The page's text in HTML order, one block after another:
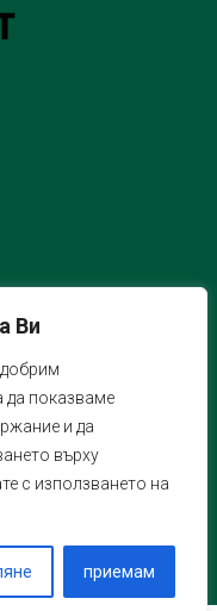
Ви
да показваме
и да
върху
с използването на
приемам